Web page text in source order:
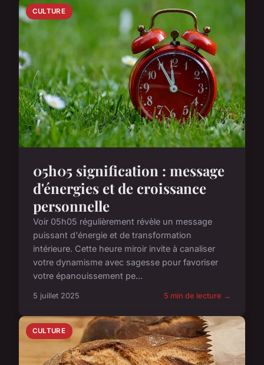
CULTURE
05h05 signification : message
d'énergies et de croissance
personnelle
Voir 05h05 régulièrement révèle un message
puissant d'énergie et de transformation
intérieure. Cette heure miroir invite à canaliser
votre dynamisme avec sagesse pour favoriser
votre épanouissement pe...
5 juillet 2025 5 min de lecture →
CULTURE